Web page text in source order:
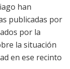
han
publicadas por
por la
la situación
en ese recinto